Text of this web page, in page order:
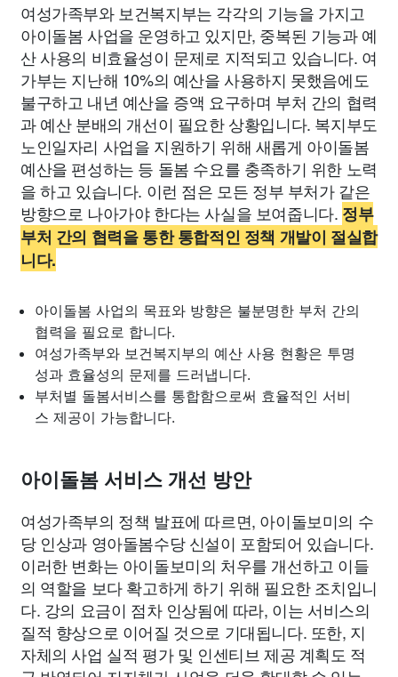
여성가족부와 보건복지부는 각각의 기능을 가지고
아이돌봄 사업을 운영하고 있지만, 중복된 기능과 예
산 사용의 비효율성이 문제로 지적되고 있습니다. 여
가부는 지난해 10%의 예산을 사용하지 못했음에도
불구하고 내년 예산을 증액 요구하며 부처 간의 협력
과 예산 분배의 개선이 필요한 상황입니다. 복지부도
노인일자리 사업을 지원하기 위해 새롭게 아이돌봄
예산을 편성하는 등 돌봄 수요를 충족하기 위한 노력
을 하고 있습니다. 이런 점은 모든 정부 부처가 같은
방향으로 나아가야 한다는 사실을 보여줍니다. 정부
부처 간의 협력을 통한 통합적인 정책 개발이 절실합
니다.
아이돌봄 사업의 목표와 방향은 불분명한 부처 간의
협력을 필요로 합니다.
여성가족부와 보건복지부의 예산 사용 현황은 투명
성과 효율성의 문제를 드러냅니다.
부처별 돌봄서비스를 통합함으로써 효율적인 서비
스 제공이 가능합니다.
아이돌봄 서비스 개선 방안
여성가족부의 정책 발표에 따르면, 아이돌보미의 수
당 인상과 영아돌봄수당 신설이 포함되어 있습니다.
이러한 변화는 아이돌보미의 처우를 개선하고 이들
의 역할을 보다 확고하게 하기 위해 필요한 조치입니
다. 강의 요금이 점차 인상됨에 따라, 이는 서비스의
질적 향상으로 이어질 것으로 기대됩니다. 또한, 지
자체의 사업 실적 평가 및 인센티브 제공 계획도 적